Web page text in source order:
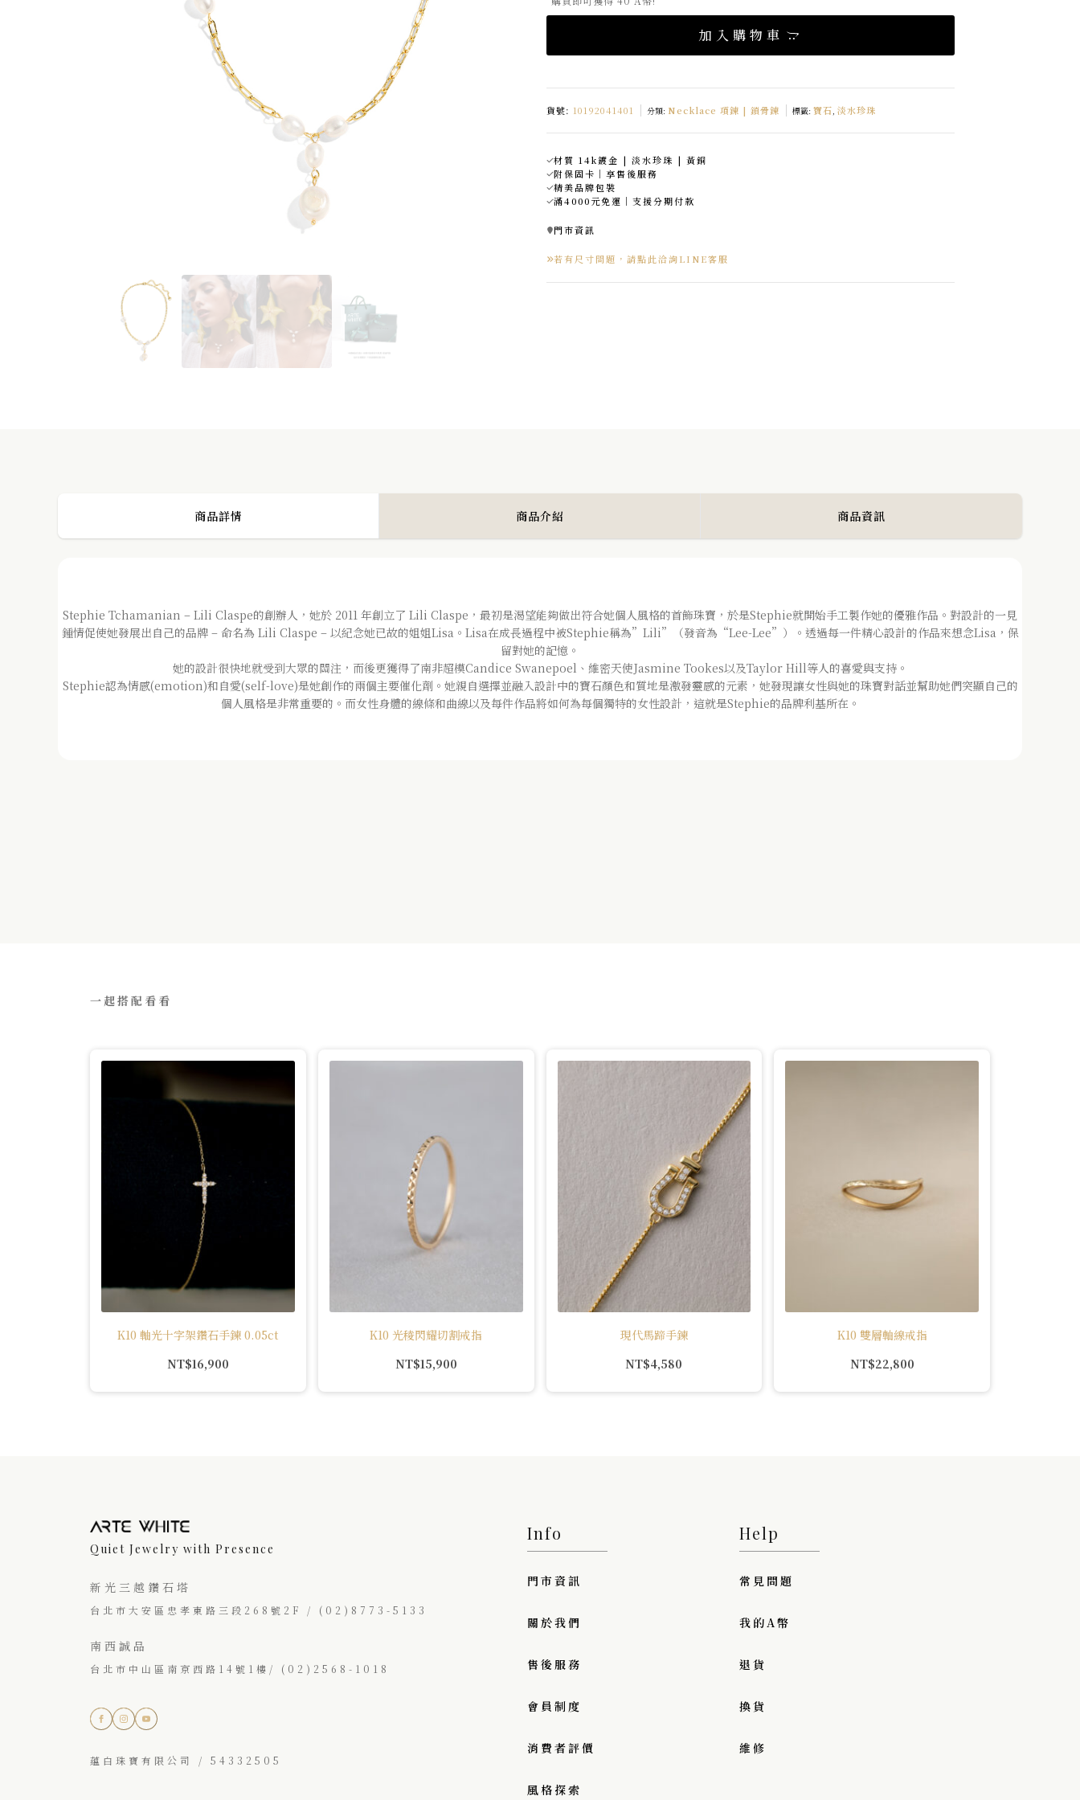
加入購物車
貨號: 10192041401 分類: Necklace 項鍊 | 鎖骨鍊 標籤: 寶石, 淡水珍珠
材質 14k鍍金 | 淡水珍珠 | 黃銅
附保固卡｜享售後服務
精美品牌包裝
滿4000元免運｜支援分期付款
門市資訊
若有尺寸問題，請點此洽詢LINE客服
商品詳情 商品介紹 商品資訊
Stephie Tchamanian – Lili Claspe的創辦人，她於 2011 年創立了 Lili Claspe，最初是渴望能夠做出符合她個人風格的首飾珠寶，於是Stephie就開始手工製作她的優雅作品。對設計的一見
鍾情促使她發展出自己的品牌 – 命名為 Lili Claspe – 以紀念她已故的姐姐Lisa。Lisa在成長過程中被Stephie稱為”Lili”（發音為“Lee-Lee”）。透過每一件精心設計的作品來想念Lisa，保
留對她的記憶。
她的設計很快地就受到大眾的關注，而後更獲得了南非超模Candice Swanepoel、維密天使Jasmine Tookes以及Taylor Hill等人的喜愛與支持。
Stephie認為情感(emotion)和自愛(self-love)是她創作的兩個主要催化劑。她親自選擇並融入設計中的寶石顏色和質地是激發靈感的元素，她發現讓女性與她的珠寶對話並幫助她們突顯自己的
個人風格是非常重要的。而女性身體的線條和曲線以及每件作品將如何為每個獨特的女性設計，這就是Stephie的品牌利基所在。
一起搭配看看
K10 軸光十字架鑽石手鍊 0.05ct
NT$16,900
K10 光稜閃耀切割戒指
NT$15,900
現代馬蹄手鍊
NT$4,580
K10 雙層軸線戒指
NT$22,800
Quiet Jewelry with Presence
新光三越鑽石塔
台北市大安區忠孝東路三段268號2F / (02)8773-5133
南西誠品
台北市中山區南京西路14號1樓/ (02)2568-1018
蘊白珠寶有限公司 / 54332505
Info
門市資訊
關於我們
售後服務
會員制度
消費者評價
風格探索
Help
常見問題
我的A幣
退貨
換貨
維修